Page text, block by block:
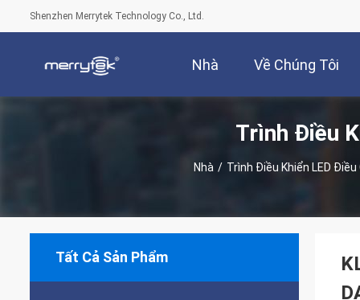
Shenzhen Merrytek Technology Co., Ltd.
Nhà Về Chúng Tôi
Trình Điều
Nhà / Trình Điều Khiển LED Điều
Tất Cả Sản Phẩm